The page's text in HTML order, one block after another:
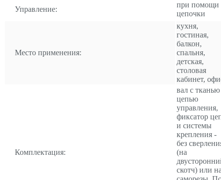
Управление:
при помощи
цепочки
Место применения:
кухня,
гостиная,
балкон,
спальня,
детская,
столовая
кабинет,
Комплектация:
вал с
цепью
управления,
фиксатор
и системы
крепления -
без
(на
скотч) или